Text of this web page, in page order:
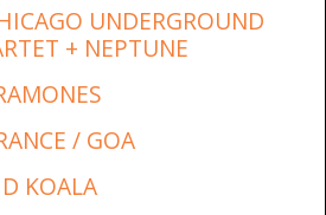
UNDERGROUND
+ NEPTUNE
/ GOA
KOALA